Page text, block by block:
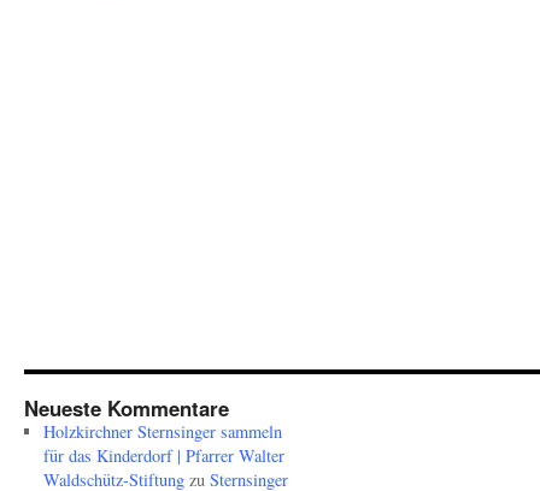
Neueste Kommentare
Holzkirchner Sternsinger sammeln
für das Kinderdorf | Pfarrer Walter
Waldschütz-Stiftungzu Sternsinger